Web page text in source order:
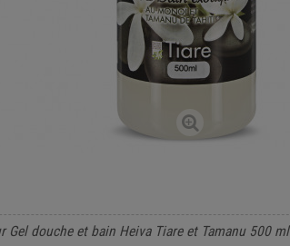
Gel douche et bain Heiva Tiare et Tamanu 500 ml